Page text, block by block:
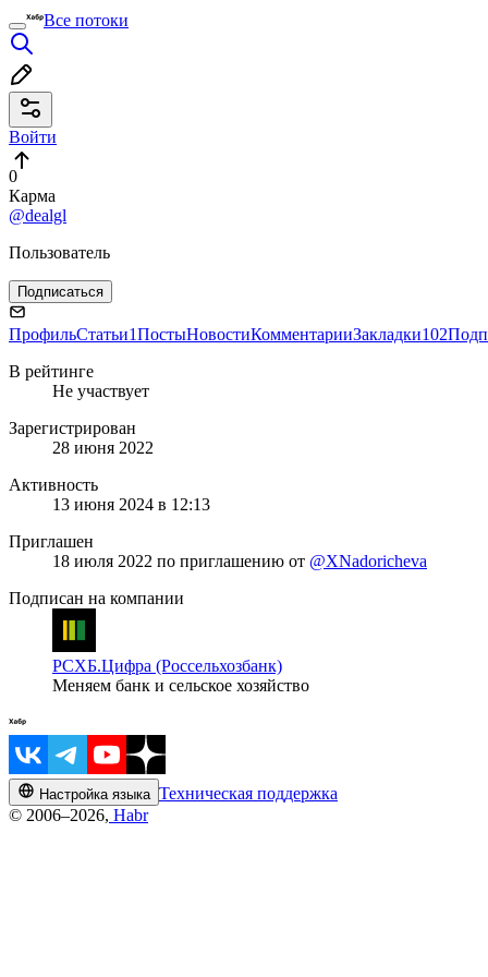
Все потоки
Войти
0
Карма
@dealgl
Пользователь
Подписаться
ПрофильСтатьи1ПостыНовостиКомментарииЗакладки102
В рейтинге
Не участвует
Зарегистрирован
28 июня 2022
Активность
13 июня 2024 в 12:13
Приглашен
18 июля 2022 по приглашению от @XNadoricheva
Подписан на компании
РСХБ.Цифра (Россельхозбанк)
Меняем банк и сельское хозяйство
Настройка языка Техническая поддержка
© 2006–2026, Habr